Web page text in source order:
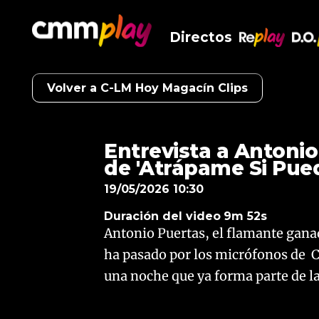
Directos
Volver a C-LM Hoy Magacín Clips
Entrevista a
de 'Atrápame Si
19/05/2026 10:30
Duración del video 9m 52s
Antonio Puertas, el flamante
ha pasado por los micrófonos de
una noche que ya forma parte de